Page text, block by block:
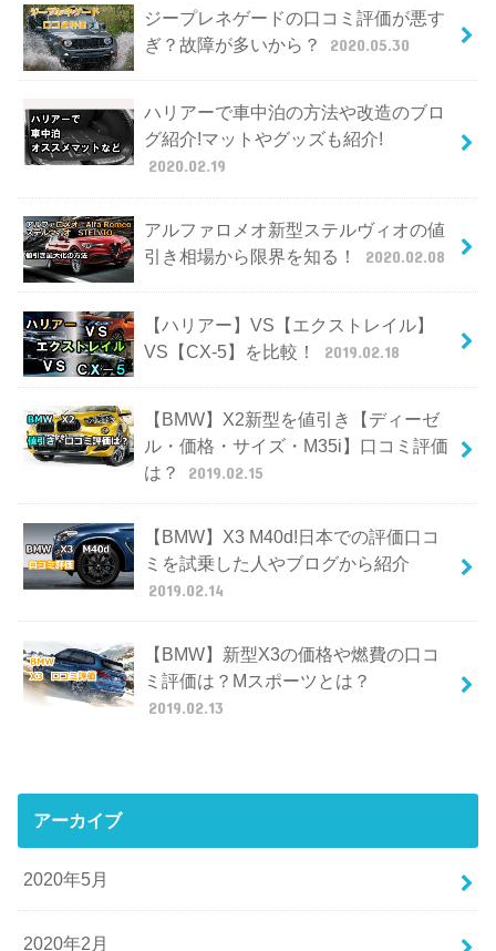
ジープレネゲードの口コミ評価が悪す
ぎ？故障が多いから？
2020.05.30
ハリアーで車中泊の方法や改造のブロ
グ紹介!マットやグッズも紹介!
2020.02.19
アルファロメオ新型ステルヴィオの値
引き相場から限界を知る！
2020.02.08
【ハリアー】VS【エクストレイル】
VS【CX-5】を比較！
2019.02.18
【BMW】X2新型を値引き【ディーゼ
ル・価格・サイズ・M35i】口コミ評価
は？
2019.02.15
【BMW】X3 M40d!日本での評価口コ
ミを試乗した人やブログから紹介
2019.02.14
【BMW】新型X3の価格や燃費の口コ
ミ評価は？Mスポーツとは？
2019.02.13
アーカイブ
2020年5月
2020年2月